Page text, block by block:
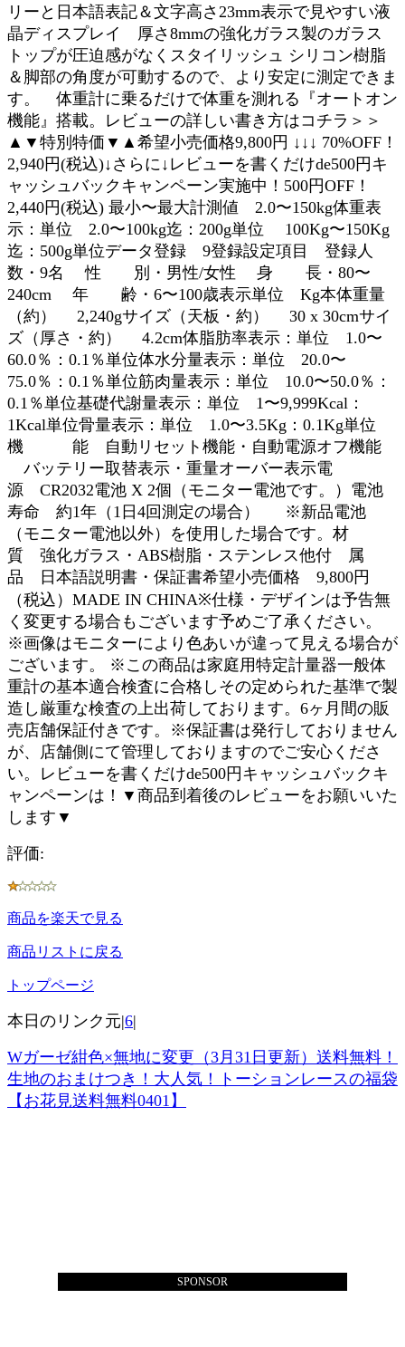
リーと日本語表記＆文字高さ23mm表示で見やすい液
晶ディスプレイ 厚さ8mmの強化ガラス製のガラス
トップが圧迫感がなくスタイリッシュ シリコン樹脂
＆脚部の角度が可動するので、より安定に測定できま
す。 体重計に乗るだけで体重を測れる『オートオン
機能』搭載。レビューの詳しい書き方はコチラ＞＞
▲▼特別特価▼▲希望小売価格9,800円 ↓↓↓ 70%OFF！
2,940円(税込)↓さらに↓レビューを書くだけde500円キ
ャッシュバックキャンペーン実施中！500円OFF！
2,440円(税込) 最小〜最大計測値 2.0〜150kg体重表
示：単位 2.0〜100kg迄：200g単位 100Kg〜150Kg
迄：500g単位データ登録 9登録設定項目 登録人
数・9名 性 別・男性/女性 身 長・80〜
240cm 年 齢・6〜100歳表示単位 Kg本体重量
（約） 2,240gサイズ（天板・約） 30 x 30cmサイ
ズ（厚さ・約） 4.2cm体脂肪率表示：単位 1.0〜
60.0％：0.1％単位体水分量表示：単位 20.0〜
75.0％：0.1％単位筋肉量表示：単位 10.0〜50.0％：
0.1％単位基礎代謝量表示：単位 1〜9,999Kcal：
1Kcal単位骨量表示：単位 1.0〜3.5Kg：0.1Kg単位
機 能 自動リセット機能・自動電源オフ機能
バッテリー取替表示・重量オーバー表示電
源 CR2032電池 X 2個（モニター電池です。）電池
寿命 約1年（1日4回測定の場合） ※新品電池
（モニター電池以外）を使用した場合です。材
質 強化ガラス・ABS樹脂・ステンレス他付 属
品 日本語説明書・保証書希望小売価格 9,800円
（税込）MADE IN CHINA※仕様・デザインは予告無
く変更する場合もございます予めご了承ください。
※画像はモニターにより色あいが違って見える場合が
ございます。 ※この商品は家庭用特定計量器一般体
重計の基本適合検査に合格しその定められた基準で製
造し厳重な検査の上出荷しております。6ヶ月間の販
売店舗保証付きです。※保証書は発行しておりません
が、店舗側にて管理しておりますのでご安心くださ
い。レビューを書くだけde500円キャッシュバックキ
ャンペーンは！▼商品到着後のレビューをお願いいた
します▼
評価:
商品を楽天で見る
商品リストに戻る
トップページ
本日のリンク元|6|
Wガーゼ紺色×無地に変更（3月31日更新）送料無料！
生地のおまけつき！大人気！トーションレースの福袋
【お花見送料無料0401】
SPONSOR